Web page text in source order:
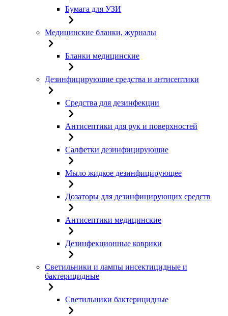
Бумага для УЗИ
Медицинские бланки, журналы
Бланки медицинские
Дезинфицирующие средства и антисептики
Средства для дезинфекции
Антисептики для рук и поверхностей
Салфетки дезинфицирующие
Мыло жидкое дезинфицирующее
Дозаторы для дезинфицирующих средств
Антисептики медицинские
Дезинфекционные коврики
Светильники и лампы инсектицидные и
бактерицидные
Светильники бактерицидные